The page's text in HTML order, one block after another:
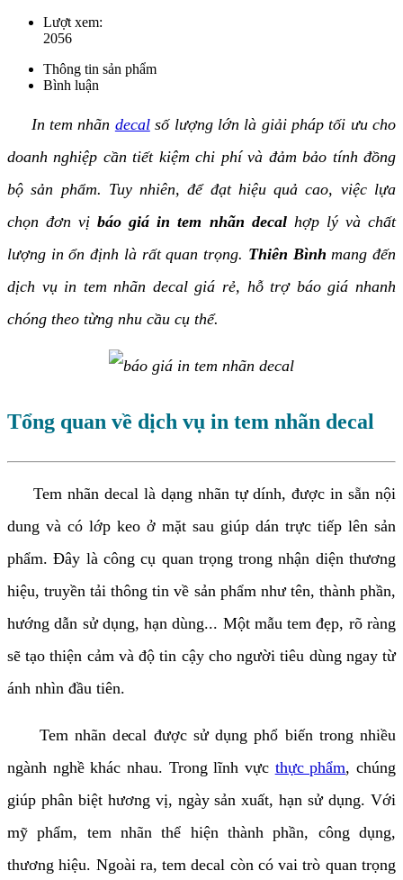
Lượt xem:
2056
Thông tin sản phẩm
Bình luận
In tem nhãn decalsố lượng lớn là giải pháp tối ưu cho
doanh nghiệp cần tiết kiệm chi phí và đảm bảo tính đồng
bộ sản phẩm. Tuy nhiên, để đạt hiệu quả cao, việc lựa
chọn đơn vịbáo giá in tem nhãn decalhợp lý và chất
lượng in ổn định là rất quan trọng. Thiên Bình mang đến
dịch vụ in tem nhãn decal giá rẻ, hỗ trợ báo giá nhanh
chóng theo từng nhu cầu cụ thể.
Tổng quan về dịch vụ in tem nhãn decal
Tem nhãn decal là dạng nhãn tự dính, được in sẵn nội
dung và có lớp keo ở mặt sau giúp dán trực tiếp lên sản
phẩm. Đây là công cụ quan trọng trong nhận diện thương
hiệu, truyền tải thông tin về sản phẩm như tên, thành phần,
hướng dẫn sử dụng, hạn dùng... Một mẫu tem đẹp, rõ ràng
sẽ tạo thiện cảm và độ tin cậy cho người tiêu dùng ngay từ
ánh nhìn đầu tiên.
Tem nhãn decal được sử dụng phổ biến trong nhiều
ngành nghề khác nhau. Trong lĩnh vực thực phẩm, chúng
giúp phân biệt hương vị, ngày sản xuất, hạn sử dụng. Với
mỹ phẩm, tem nhãn thể hiện thành phần, công dụng,
thương hiệu. Ngoài ra, tem decal còn có vai trò quan trọng